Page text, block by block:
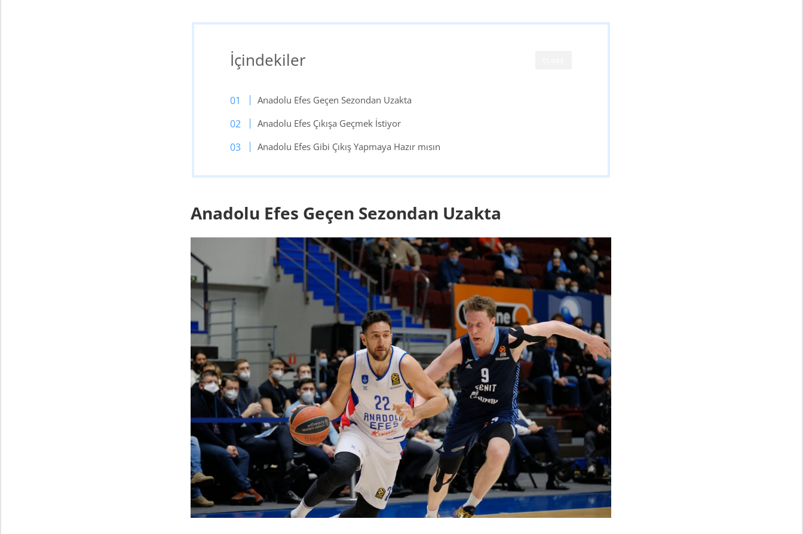
İçindekiler
Anadolu Efes Geçen Sezondan Uzakta
Anadolu Efes Çıkışa Geçmek İstiyor
Anadolu Efes Gibi Çıkış Yapmaya Hazır mısın
Anadolu Efes Geçen Sezondan Uzakta